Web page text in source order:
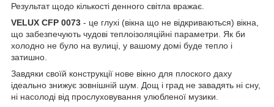
Результат щодо кількості денного світла вражає.
VELUX CFP 0073 - це глухі (вікна що не відкриваються) вікна,
що забезпечують чудові теплоізоляційні параметри. Як би
холодно не було на вулиці, у вашому домі буде тепло і
затишно.
Завдяки своїй конструкції нове вікно для плоского даху
ідеально знижує зовнішній шум. Дощ і град не завадять ні сну,
ні насолоді від прослуховування улюбленої музики.